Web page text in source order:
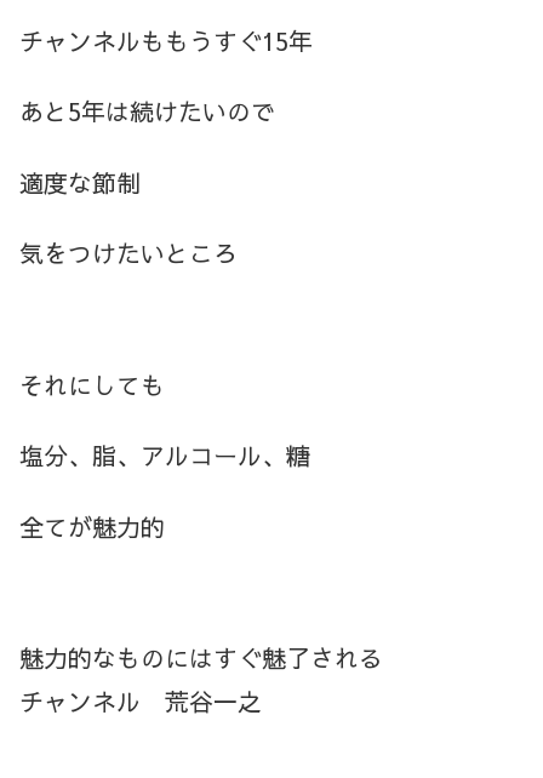
チャンネルももうすぐ15年
あと5年は続けたいので
適度な節制
気をつけたいところ
それにしても
塩分、脂、アルコール、糖
全てが魅力的
魅力的なものにはすぐ魅了される
チャンネル 荒谷一之